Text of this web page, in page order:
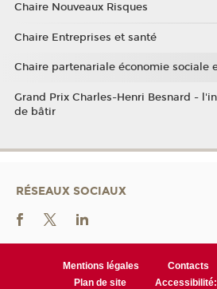
Chaire Nouveaux Risques
Chaire Entreprises et santé
Chaire partenariale économie sociale
Grand Prix Charles-Henri Besnard -
de bâtir
RÉSEAUX SOCIAUX
Mentions légales Contacts
Plan de site